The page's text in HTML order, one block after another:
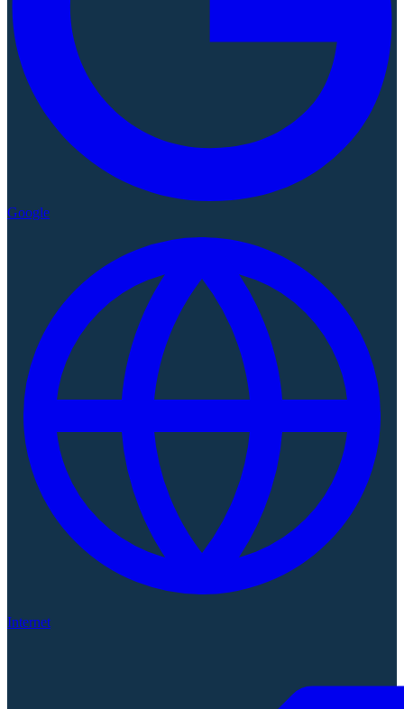
Google
Internet